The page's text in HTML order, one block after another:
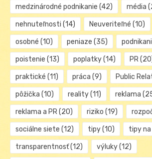
medzinárodné podnikanie (42) média
nehnuteľnosti (14) Neuveriteľné (10)
osobné (10) peniaze (35)
poistenie (13) poplatky(14) PR
praktické (11) práca (9) Public
pôžička (10) reality(11) reklama
reklama a PR(20) riziko (19)
sociálne siete (12) tipy(10) tipy
transparentnosť(12) výluky(12)